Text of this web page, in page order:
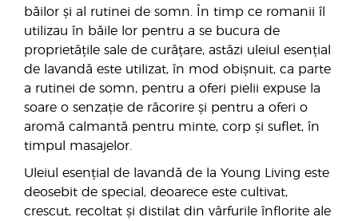
băilor și al rutinei de somn. În timp ce romanii îl
utilizau în băile lor pentru a se bucura de
proprietățile sale de curățare, astăzi uleiul esențial
de lavandă este utilizat, în mod obișnuit, ca parte
a rutinei de somn, pentru a oferi pielii expuse la
soare o senzație de răcorire și pentru a oferi o
aromă calmantă pentru minte, corp și suflet, în
timpul masajelor.
Uleiul esențial de lavandă de la Young Living este
deosebit de special, deoarece este cultivat,
crescut, recoltat și distilat din vârfurile înflorite ale